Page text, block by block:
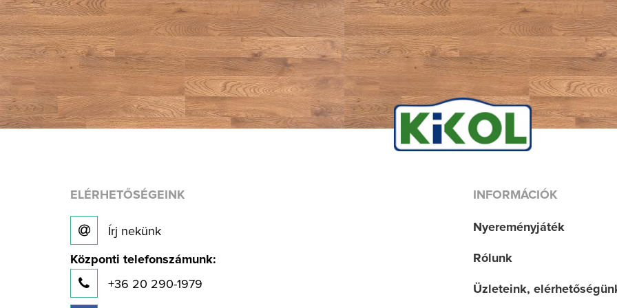
ELÉRHETŐSÉGEINK
Írj nekünk
Központi telefonszámunk:
+36 20 290-1979
INFORMÁCIÓK
Nyereményjáték
Rólunk
Üzleteink,